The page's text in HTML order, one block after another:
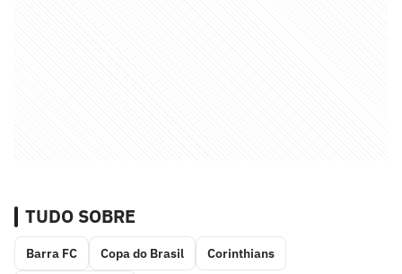
TUDO SOBRE
Barra FC Copa do Brasil Corinthians